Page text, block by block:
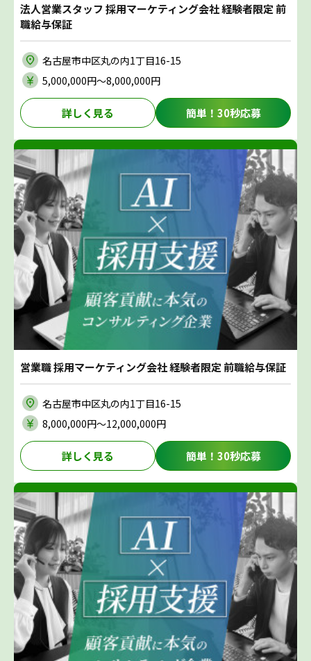
法人営業スタッフ 採用マーケティング会社 経験者限定 前
職給与保証
名古屋市中区丸の内1丁目16-15
5,000,000円〜8,000,000円
詳しく見る 簡単！30秒応募
営業職 採用マーケティング会社 経験者限定 前職給与保証
名古屋市中区丸の内1丁目16-15
8,000,000円〜12,000,000円
詳しく見る 簡単！30秒応募